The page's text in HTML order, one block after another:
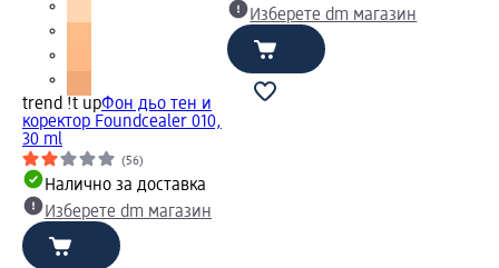
trend !t upФон дьо тен и
коректор Foundcealer 010,
30 ml
(56)
Налично за доставка
Изберете dm магазин
Изберете dm магазин